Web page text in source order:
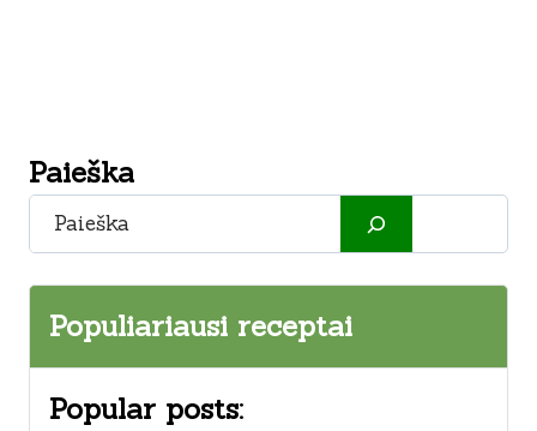
Paieška
Paieška
Populiariausi receptai
Popular posts: